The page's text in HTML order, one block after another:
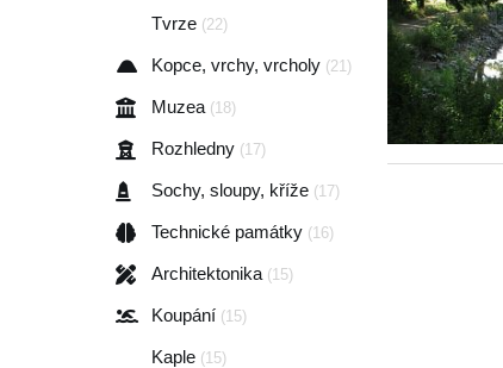
Tvrze (22)
Kopce, vrchy, vrcholy (21)
Muzea (18)
Rozhledny (17)
Sochy, sloupy, kříže (17)
Technické památky (16)
Architektonika (15)
Koupání (15)
Kaple (15)